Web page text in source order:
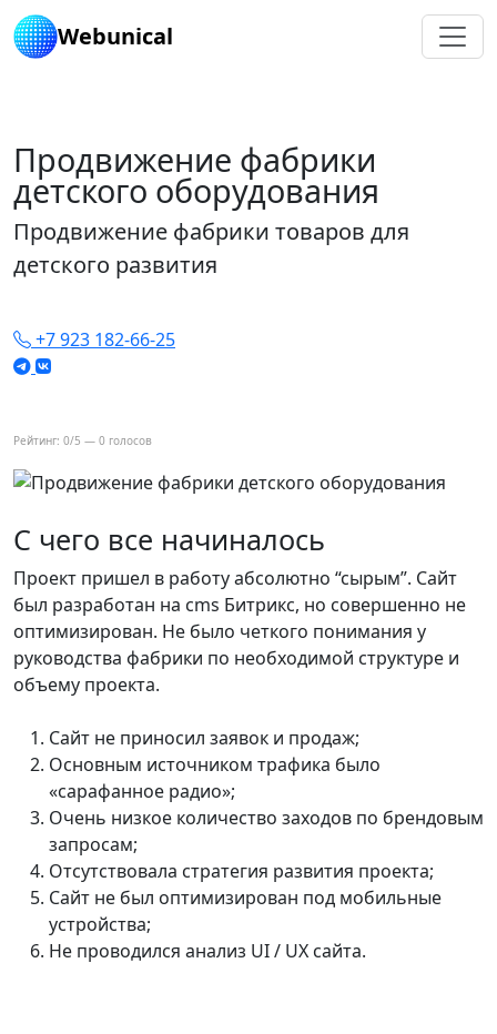
Webunical
Продвижение фабрики
детского оборудования
Продвижение фабрики товаров для
детского развития
+7 923 182-66-25
Рейтинг: 0/5 — 0 голосов
С чего все начиналось
Проект пришел в работу абсолютно “сырым”. Сайт
был разработан на cms Битрикс, но совершенно не
оптимизирован. Не было четкого понимания у
руководства фабрики по необходимой структуре и
объему проекта.
Сайт не приносил заявок и продаж;
Основным источником трафика было
«сарафанное радио»;
Очень низкое количество заходов по брендовым
запросам;
Отсутствовала стратегия развития проекта;
Сайт не был оптимизирован под мобильные
устройства;
Не проводился анализ UI / UX сайта.